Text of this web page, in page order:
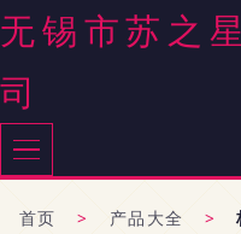
无锡市苏之
司
首页 > 产品大全 >